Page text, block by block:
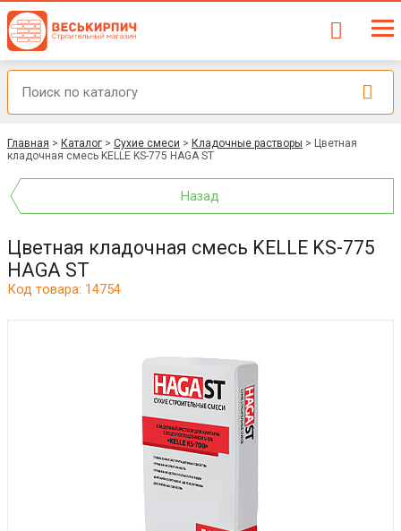
Главная > Каталог > Сухие смеси > Кладочные растворы > Цветная
кладочная смесь KELLE KS-775 HAGA ST
Назад
Цветная кладочная смесь KELLE KS-775
HAGA ST
Код товара: 14754